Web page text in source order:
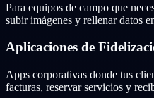
Para equipos de campo que
subir imágenes y rellenar datos
Aplicaciones de
Apps corporativas donde tus
facturas, reservar servicios y